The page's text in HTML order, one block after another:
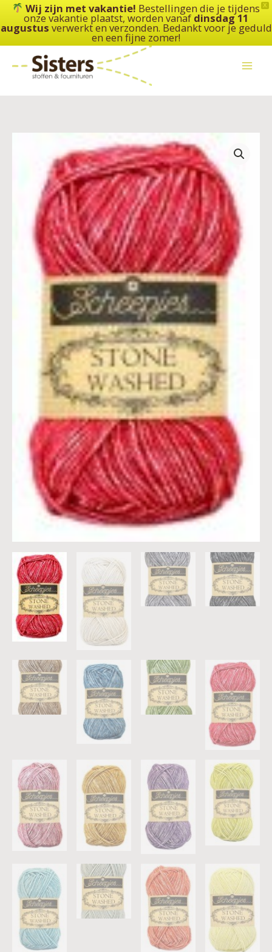
X
Wij zijn met vakantie! Bestellingen die je tijdens
onze vakantie plaatst, worden vanaf dinsdag 11
augustus verwerkt en verzonden. Bedankt voor je geduld
en een fijne zomer!
de
inhoud
Washed
aantal